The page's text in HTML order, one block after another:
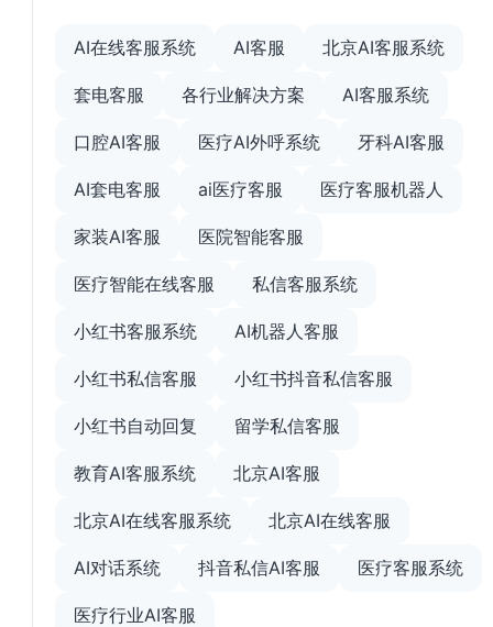
AI在线客服系统 AI客服 北京AI客服系统
套电客服 各行业解决方案 AI客服系统
口腔AI客服 医疗AI外呼系统 牙科AI客服
AI套电客服 ai医疗客服 医疗客服机器人
家装AI客服 医院智能客服
医疗智能在线客服 私信客服系统
小红书客服系统 AI机器人客服
小红书私信客服 小红书抖音私信客服
小红书自动回复 留学私信客服
教育AI客服系统 北京AI客服
北京AI在线客服系统 北京AI在线客服
AI对话系统 抖音私信AI客服 医疗客服系统
医疗行业AI客服